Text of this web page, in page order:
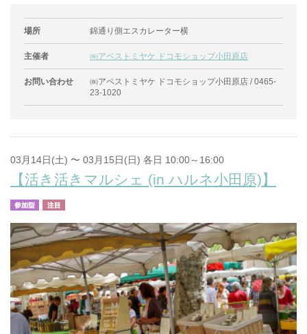
場所 錦通り側エスカレーター横
主催者 ㈱アベストミヤケ ドコモショップ小田原店
お問い合わせ
㈱アベストミヤケ ドコモショップ小田原店 / 0465-
23-1020
03月14日(土) 〜 03月15日(日) 各日 10:00～16:00
【活き活きマルシェ (in ハルネ小田原)】